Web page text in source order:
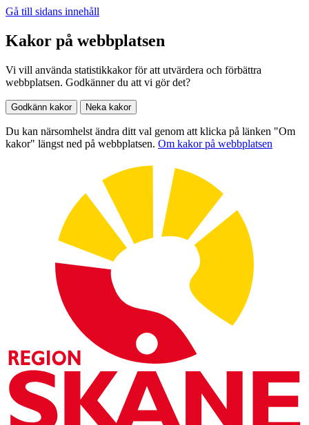
Gå till sidans innehåll
Kakor på webbplatsen
Vi vill använda statistikkakor för att utvärdera och förbättra
webbplatsen. Godkänner du att vi gör det?
Godkänn kakor Neka kakor
Du kan närsomhelst ändra ditt val genom att klicka på länken "Om
kakor" längst ned på webbplatsen. Om kakor på webbplatsen